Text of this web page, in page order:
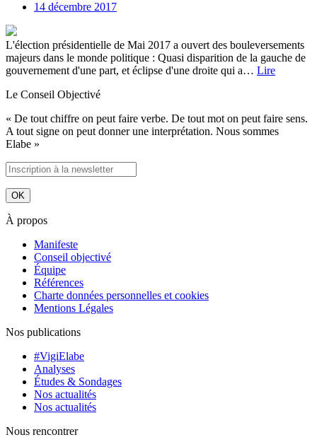
14 décembre 2017
L'élection présidentielle de Mai 2017 a ouvert des bouleversements
majeurs dans le monde politique : Quasi disparition de la gauche de
gouvernement d'une part, et éclipse d'une droite qui a… Lire
Le Conseil Objectivé
« De tout chiffre on peut faire verbe. De tout mot on peut faire sens.
A tout signe on peut donner une interprétation. Nous sommes
Elabe »
À propos
Manifeste
Conseil objectivé
Équipe
Références
Charte données personnelles et cookies
Mentions Légales
Nos publications
#VigiElabe
Analyses
Études & Sondages
Nos actualités
Nos actualités
Nous rencontrer